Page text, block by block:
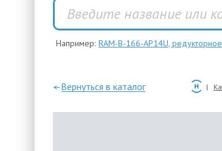
Например: RAM-B-166-AP14U,
—Вернуться в каталог